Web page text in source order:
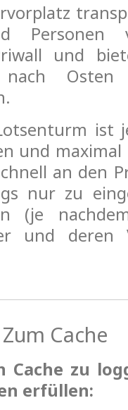
und
Osten
ist
und
an den
nur zu
(je
und deren
Zum Cache
Cache zu
erfüllen: